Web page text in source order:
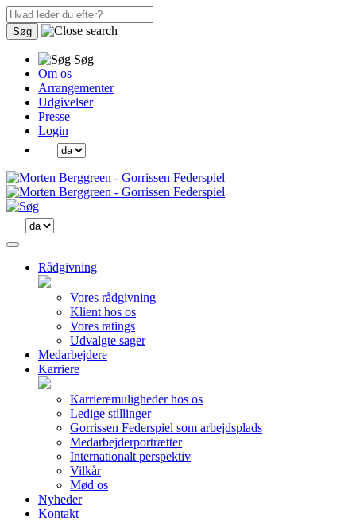
Søg
Søg
Om os
Arrangementer
Udgivelser
Presse
Login
Rådgivning
Vores rådgivning
Klient hos os
Vores ratings
Udvalgte sager
Medarbejdere
Karriere
Karrieremuligheder hos os
Ledige stillinger
Gorrissen Federspiel som arbejdsplads
Medarbejderportrætter
Internationalt perspektiv
Vilkår
Mød os
Nyheder
Kontakt